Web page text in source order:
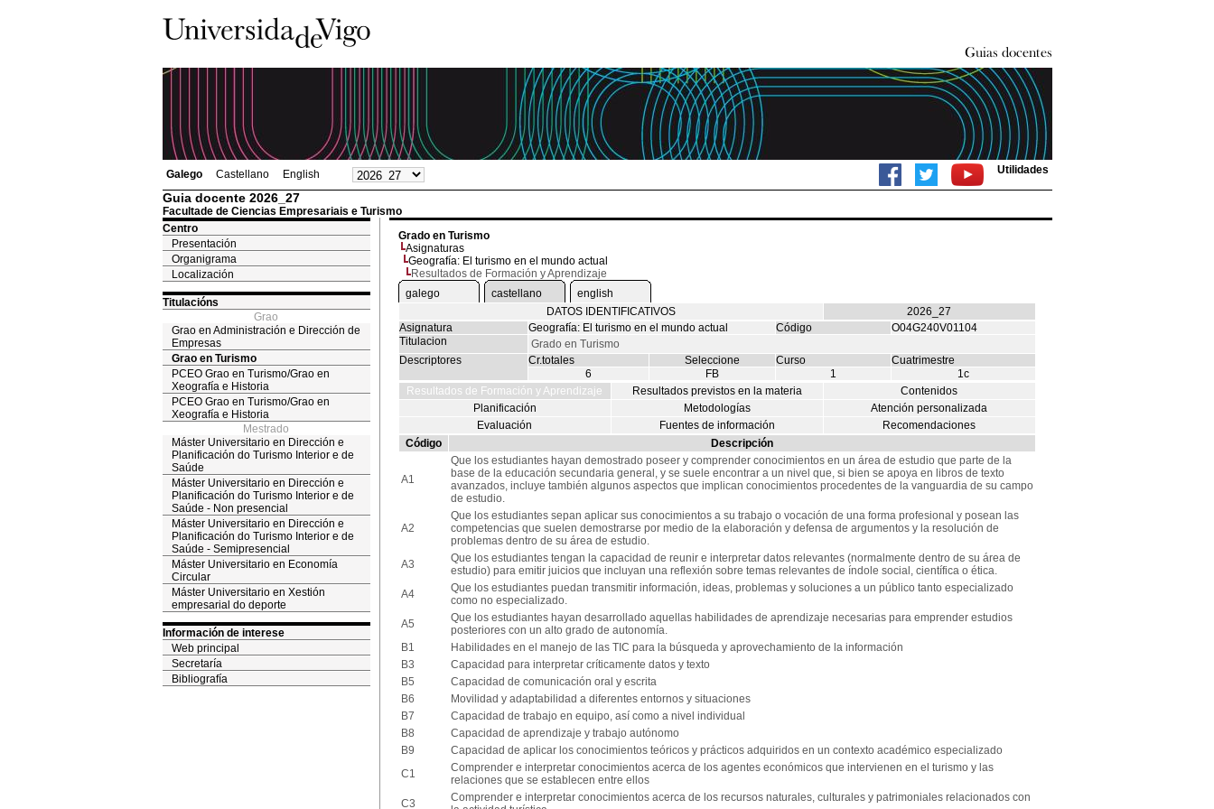
Galego Castellano English Utilidades
Guia docente 2026_27
Facultade de Ciencias Empresariais e Turismo
Centro
Presentación
Organigrama
Localización
Titulacións
Grao
Grao en Administración e Dirección de
Empresas
Grao en Turismo
PCEO Grao en Turismo/Grao en
Xeografía e Historia
PCEO Grao en Turismo/Grao en
Xeografía e Historia
Mestrado
Máster Universitario en Dirección e
Planificación do Turismo Interior e de
Saúde
Máster Universitario en Dirección e
Planificación do Turismo Interior e de
Saúde - Non presencial
Máster Universitario en Dirección e
Planificación do Turismo Interior e de
Saúde - Semipresencial
Máster Universitario en Economía
Circular
Máster Universitario en Xestión
empresarial do deporte
Información de interese
Web principal
Secretaría
Bibliografía
Grado en Turismo
Asignaturas
Geografía: El turismo en el mundo actual
Resultados de Formación y Aprendizaje
galego
castellano
english
DATOS IDENTIFICATIVOS
2026_27
Asignatura
Geografía: El turismo en el mundo actual Código
O04G240V01104
Titulacion
Grado en Turismo
Descriptores
Cr.totales Seleccione Curso
Cuatrimestre
6
FB 1
1c
Resultados de Formación y Aprendizaje
Resultados previstos en la materia
Contenidos
Planificación
Metodologías
Atención personalizada
Evaluación
Fuentes de información
Recomendaciones
Código
Descripción
A1
Que los estudiantes hayan demostrado poseer y comprender conocimientos en un área de estudio que parte de la
base de la educación secundaria general, y se suele encontrar a un nivel que, si bien se apoya en libros de texto
avanzados, incluye también algunos aspectos que implican conocimientos procedentes de la vanguardia de su campo
de estudio.
A2
Que los estudiantes sepan aplicar sus conocimientos a su trabajo o vocación de una forma profesional y posean las
competencias que suelen demostrarse por medio de la elaboración y defensa de argumentos y la resolución de
problemas dentro de su área de estudio.
A3
Que los estudiantes tengan la capacidad de reunir e interpretar datos relevantes (normalmente dentro de su área de
estudio) para emitir juicios que incluyan una reflexión sobre temas relevantes de índole social, científica o ética.
A4
Que los estudiantes puedan transmitir información, ideas, problemas y soluciones a un público tanto especializado
como no especializado.
A5
Que los estudiantes hayan desarrollado aquellas habilidades de aprendizaje necesarias para emprender estudios
posteriores con un alto grado de autonomía.
B1
Habilidades en el manejo de las TIC para la búsqueda y aprovechamiento de la información
B3
Capacidad para interpretar críticamente datos y texto
B5
Capacidad de comunicación oral y escrita
B6
Movilidad y adaptabilidad a diferentes entornos y situaciones
B7
Capacidad de trabajo en equipo, así como a nivel individual
B8
Capacidad de aprendizaje y trabajo autónomo
B9
Capacidad de aplicar los conocimientos teóricos y prácticos adquiridos en un contexto académico especializado
C1
Comprender e interpretar conocimientos acerca de los agentes económicos que intervienen en el turismo y las
relaciones que se establecen entre ellos
C3
Comprender e interpretar conocimientos acerca de los recursos naturales, culturales y patrimoniales relacionados con